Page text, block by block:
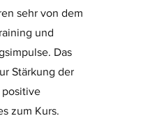
sehr von dem
und
Das
Stärkung der
positive
zum Kurs.